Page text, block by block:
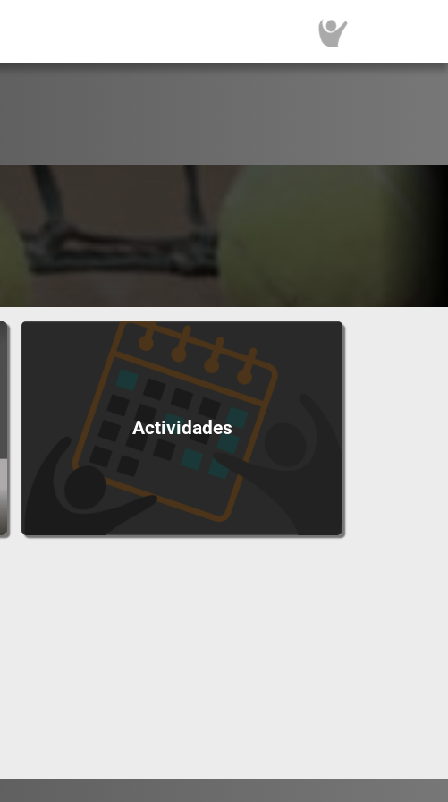
Actividades